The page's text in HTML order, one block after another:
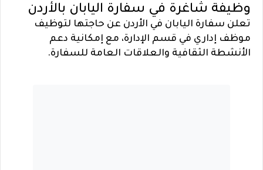
وظيفة شاغرة في سفارة اليابان بالأردن
تعلن سفارة اليابان في الأردن عن حاجتها لتوظيف
موظف إداري في قسم الإدارة، مع إمكانية دعم
الأنشطة الثقافية والعلاقات العامة للسفارة.